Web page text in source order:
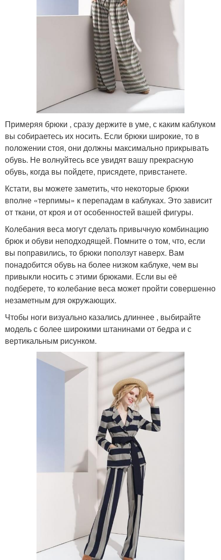
Примеряя брюки , сразу держите в уме, с каким каблуком
вы собираетесь их носить. Если брюки широкие, то в
положении стоя, они должны максимально прикрывать
обувь. Не волнуйтесь все увидят вашу прекрасную
обувь, когда вы пойдете, присядете, привстанете.
Кстати, вы можете заметить, что некоторые брюки
вполне «терпимы» к перепадам в каблуках. Это зависит
от ткани, от кроя и от особенностей вашей фигуры.
Колебания веса могут сделать привычную комбинацию
брюк и обуви неподходящей. Помните о том, что, если
вы поправились, то брюки поползут наверх. Вам
понадобится обувь на более низком каблуке, чем вы
привыкли носить с этими брюками. Если вы её
подберете, то колебание веса может пройти совершенно
незаметным для окружающих.
Чтобы ноги визуально казались длиннее , выбирайте
модель с более широкими штанинами от бедра и с
вертикальным рисунком.